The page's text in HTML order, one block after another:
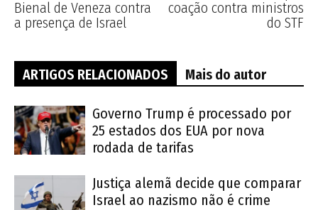
Bienal de Veneza contra
a presença de Israel
coação contra ministros
do STF
ARTIGOS RELACIONADOS Mais do autor
Governo Trump é processado por
25 estados dos EUA por nova
rodada de tarifas
Justiça alemã decide que comparar
Israel ao nazismo não é crime